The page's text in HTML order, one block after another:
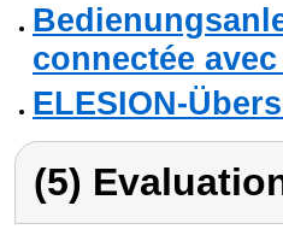
connectée
ELESION-
(5)